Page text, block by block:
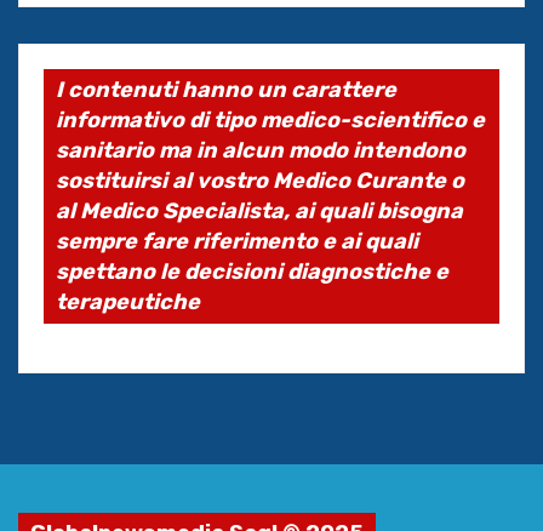
I contenuti hanno un carattere
informativo di tipo medico-scientifico e
sanitario ma in alcun modo intendono
sostituirsi al vostro Medico Curante o
al Medico Specialista, ai quali bisogna
sempre fare riferimento e ai quali
spettano le decisioni diagnostiche e
terapeutiche